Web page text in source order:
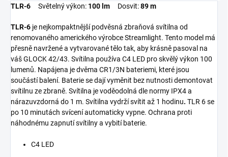
TLR-6 Světelný výkon: 100 lm Dosvit:89 m
TLR-6 je nejkompaktnější podvěsná zbraňová svítilna od
renomovaného amerického výrobce Streamlight. Tento model má
přesně navržené a vytvarované tělo tak, aby krásně pasoval na
váš GLOCK 42/43. Svítilna používa C4 LED pro skvělý výkon 100
lumenů. Napájena je dvěma CR1/3N bateriemi, které jsou
součástí balení. Baterie se dají vyměnit bez nutnosti demontovat
svítilnu ze zbraně. Svítilna je voděodolná dle normy IPX4 a
nárazuvzdorná do 1 m. Svítilna vydrží svítit až 1 hodinu. TLR 6 se
po 10 minutách svícení automaticky vypne. Ochrana proti
náhodnému zapnutí svítilny a vybití baterie.
C4 LED